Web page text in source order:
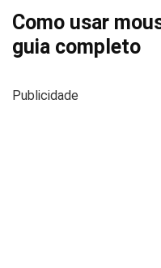
Como usar
guia completo
Publicidade